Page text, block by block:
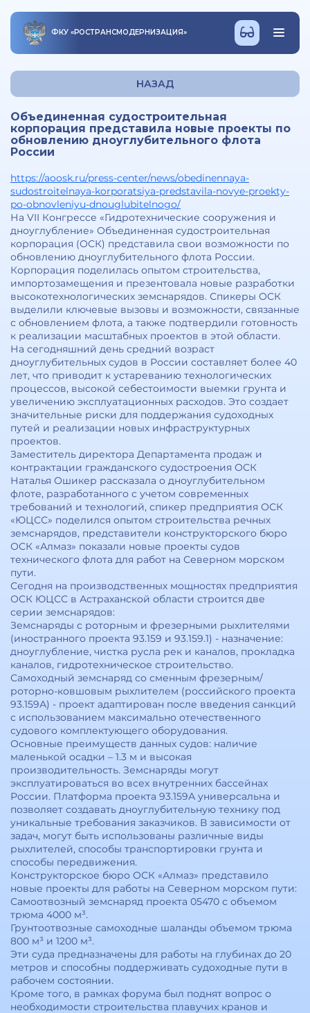
ФКУ «РОСТРАНСМОДЕРНИЗАЦИЯ»
НАЗАД
Объединенная судостроительная
корпорация представила новые проекты по
обновлению дноуглубительного флота
России
https://aoosk.ru/press-center/news/obedinennaya-
sudostroitelnaya-korporatsiya-predstavila-novye-proekty-
po-obnovleniyu-dnouglubitelnogo/
На VII Конгрессе «Гидротехнические сооружения и
дноуглубление» Объединенная судостроительная
корпорация (ОСК) представила свои возможности по
обновлению дноуглубительного флота России.
Корпорация поделилась опытом строительства,
импортозамещения и презентовала новые разработки
высокотехнологических земснарядов. Спикеры ОСК
выделили ключевые вызовы и возможности, связанные
с обновлением флота, а также подтвердили готовность
к реализации масштабных проектов в этой области.
На сегодняшний день средний возраст
дноуглубительных судов в России составляет более 40
лет, что приводит к устареванию технологических
процессов, высокой себестоимости выемки грунта и
увеличению эксплуатационных расходов. Это создает
значительные риски для поддержания судоходных
путей и реализации новых инфраструктурных
проектов.
Заместитель директора Департамента продаж и
контрактации гражданского судостроения ОСК
Наталья Ошикер рассказала о дноуглубительном
флоте, разработанного с учетом современных
требований и технологий, спикер предприятия ОСК
«ЮЦСС» поделился опытом строительства речных
земснарядов, представители конструкторского бюро
ОСК «Алмаз» показали новые проекты судов
технического флота для работ на Северном морском
пути.
Сегодня на производственных мощностях предприятия
ОСК ЮЦСС в Астраханской области строится две
серии земснарядов:
Земснаряды с роторным и фрезерными рыхлителями
(иностранного проекта 93.159 и 93.159.1) - назначение:
дноуглубление, чистка русла рек и каналов, прокладка
каналов, гидротехническое строительство.
Самоходный земснаряд со сменным фрезерным/
роторно-ковшовым рыхлителем (российского проекта
93.159А) - проект адаптирован после введения санкций
с использованием максимально отечественного
судового комплектующего оборудования.
Основные преимуществ данных судов: наличие
маленькой осадки – 1.3 м и высокая
производительность. Земснаряды могут
эксплуатироваться во всех внутренних бассейнах
России. Платформа проекта 93.159А универсальна и
позволяет создавать дноуглубительную технику под
уникальные требования заказчиков. В зависимости от
задач, могут быть использованы различные виды
рыхлителей, способы транспортировки грунта и
способы передвижения.
Конструкторское бюро ОСК «Алмаз» представило
новые проекты для работы на Северном морском пути:
Самоотвозный земснаряд проекта 05470 с объемом
трюма 4000 м³.
Грунтоотвозные самоходные шаланды объемом трюма
800 м³ и 1200 м³.
Эти суда предназначены для работы на глубинах до 20
метров и способны поддерживать судоходные пути в
рабочем состоянии.
Кроме того, в рамках форума был поднят вопрос о
необходимости строительства плавучих кранов и